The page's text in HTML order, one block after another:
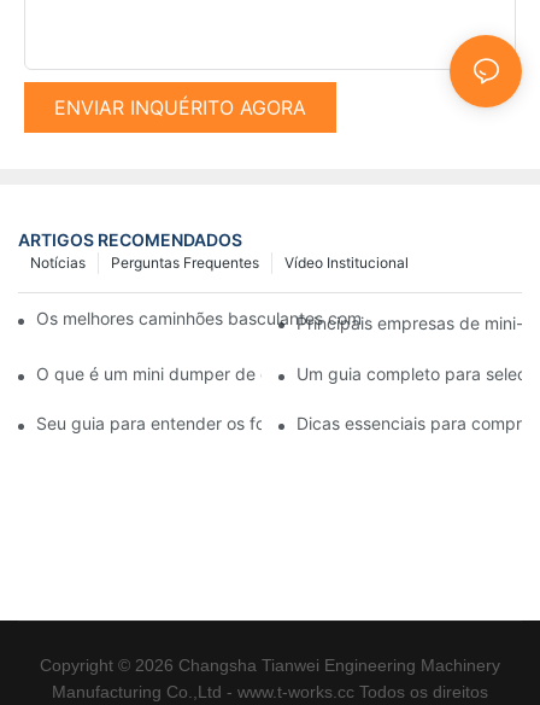
ENVIAR INQUÉRITO AGORA
ARTIGOS RECOMENDADOS
Vídeo Institucional
Perguntas Frequentes
Notícias
Os melhores caminhões basculantes com esteiras disponíveis
Principais empresas de mini-
O que é um mini dumper de esteiras e quais são seus
Um guia completo para
Seu guia para entender os fornecedores de martelos
Dicas essenciais para
Copyright © 2026 Changsha Tianwei Engineering Machinery
Manufacturing Co.,Ltd - www.t-works.cc Todos os direitos